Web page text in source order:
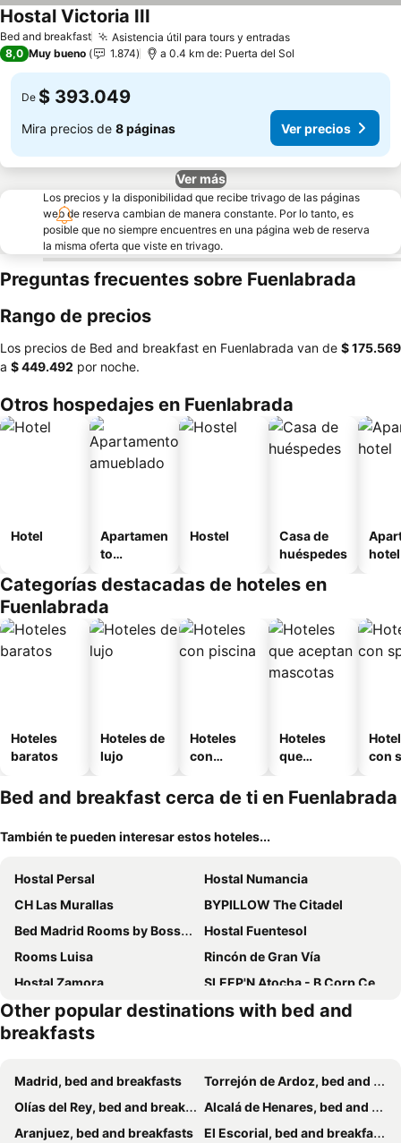
Bed and breakfast Asistencia útil para tours y entradas
Hostal Victoria III
8,0 Muy bueno 1.874 a 0.4 km de: Puerta del Sol
De $ 393.049
Mira precios de 8 páginas Ver precios
Ver más
Los precios y la disponibilidad que recibe trivago de las páginas
web de reserva cambian de manera constante. Por lo tanto, es
posible que no siempre encuentres en una página web de reserva
la misma oferta que viste en trivago.
Preguntas frecuentes sobre Fuenlabrada
Rango de precios
Los precios de Bed and breakfast en Fuenlabrada van de ‎$ 175.569
a ‎$ 449.492 por noche.
Otros hospedajes en Fuenlabrada
Hotel
Apartamen
to
o
Hostel
Casa de
huéspedes
hotel
Categorías destacadas de hoteles en
Fuenlabrada
Hoteles
baratos
Hoteles de
lujo
Hoteles
con
Hoteles
que
mascotas
con
Bed and breakfast cerca de ti en Fuenlabrada
También te pueden interesar estos hoteles...
Hostal Persal
Hostal Numancia
CH Las Murallas
BYPILLOW The Citadel
Bed Madrid Rooms by Bossh! Hotels
Hostal Fuentesol
Rooms Luisa
Rincón de Gran Vía
Hostal Zamora
SLEEP'N Atocha - B Corp Certified
Vitium Urban Suites
Hospedaje Colonia Vallecas
Habitaciones Universal
Posada Madrileña
Madrid, C. Mayor
Hostal Matheu
Hostal Alfaro
Abracadabra Suites
Hostal Besaya
Other popular destinations with bed and
breakfasts
Madrid, bed and breakfasts
Torrejón de Ardoz, bed and breakfasts
Olías del Rey, bed and breakfasts
Alcalá de Henares, bed and breakfasts
Aranjuez, bed and breakfasts
El Escorial, bed and breakfasts